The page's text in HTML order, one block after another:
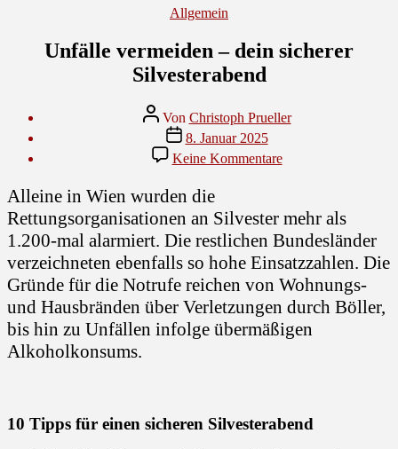
Kategorien
Allgemein
Unfälle vermeiden – dein sicherer
Silvesterabend
Beitragsautor
Von Christoph Prueller
Veröffentlichungsdatum
8. Januar 2025
Keine Kommentarezu
Unfälle
dein
sicherer
Silvesterabend
Alleine in Wien wurden die
Rettungsorganisationen an Silvester mehr als
1.200-mal alarmiert. Die restlichen Bundesländer
verzeichneten ebenfalls so hohe Einsatzzahlen. Die
Gründe für die Notrufe reichen von Wohnungs-
und Hausbränden über Verletzungen durch Böller,
bis hin zu Unfällen infolge übermäßigen
Alkoholkonsums.
10 Tipps für einen sicheren Silvesterabend